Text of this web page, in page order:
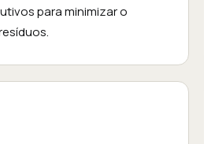
para minimizar o